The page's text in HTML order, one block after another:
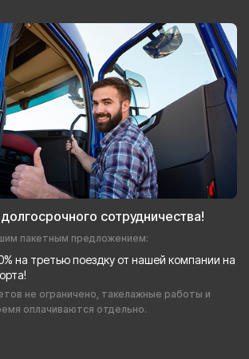
сотрудничества!
пакетным предложением:
на третью поездку от нашей компании на
не ограничено, такелажные работы и
оплачиваются отдельно.